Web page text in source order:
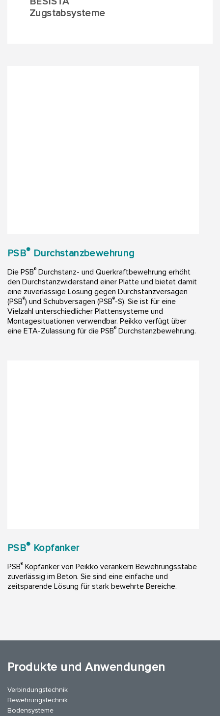
Zugstabsysteme
PSB® Durchstanzbewehrung
Die PSB® Durchstanz- und Querkraftbewehrung erhöht
den Durchstanzwiderstand einer Platte und bietet damit
eine zuverlässige Lösung gegen Durchstanzversagen
(PSB®) und Schubversagen (PSB®-S). Sie ist für eine
Vielzahl unterschiedlicher Plattensysteme und
Montagesituationen verwendbar. Peikko verfügt über
eine ETA-Zulassung für die PSB® Durchstanzbewehrung.
PSB® Kopfanker
PSB® Kopfanker von Peikko verankern Bewehrungsstäbe
zuverlässig im Beton. Sie sind eine einfache und
zeitsparende Lösung für stark bewehrte Bereiche.
Produkte und Anwendungen
Verbindungstechnik
Bewehrungstechnik
Bodensysteme